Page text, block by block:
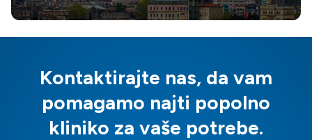
Kontaktirajte nas, da vam
pomagamo najti popolno
kliniko za vaše potrebe.